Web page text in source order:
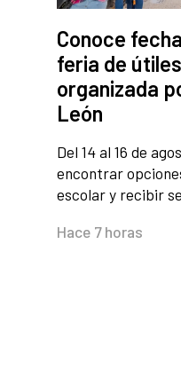
Conoce
feria de
organizada
León
Del 14 al 16 de
encontrar
escolar y recibir
Hace 7 horas